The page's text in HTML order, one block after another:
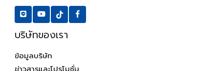
บริษัทของเรา
ข้อมูลบริษัท